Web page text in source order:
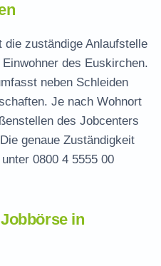
zuständige Anlaufstelle
des Euskirchen.
neben Schleiden
Je nach Wohnort
des Jobcenters
genaue Zuständigkeit
0800 4 5555 00
in